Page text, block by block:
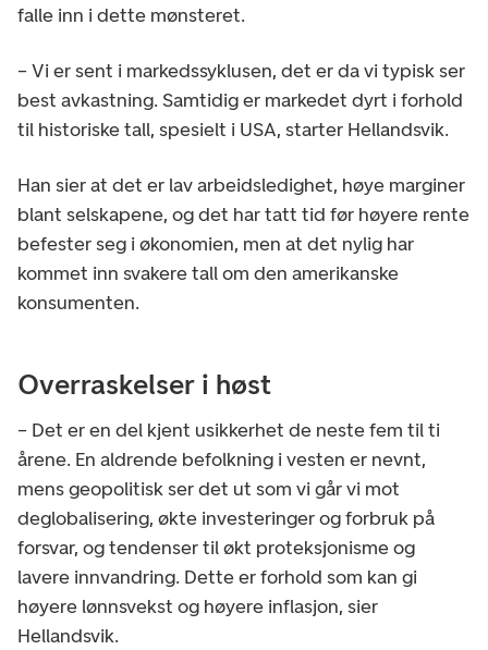
falle inn i dette mønsteret.
– Vi er sent i markedssyklusen, det er da vi typisk ser
best avkastning. Samtidig er markedet dyrt i forhold
til historiske tall, spesielt i USA, starter Hellandsvik.
Han sier at det er lav arbeidsledighet, høye marginer
blant selskapene, og det har tatt tid før høyere rente
befester seg i økonomien, men at det nylig har
kommet inn svakere tall om den amerikanske
konsumenten.
Overraskelser i høst
– Det er en del kjent usikkerhet de neste fem til ti
årene. En aldrende befolkning i vesten er nevnt,
mens geopolitisk ser det ut som vi går vi mot
deglobalisering, økte investeringer og forbruk på
forsvar, og tendenser til økt proteksjonisme og
lavere innvandring. Dette er forhold som kan gi
høyere lønnsvekst og høyere inflasjon, sier
Hellandsvik.